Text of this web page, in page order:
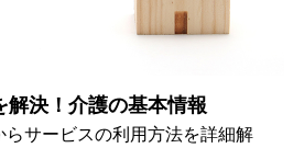
解決！介護の基本情報
サービスの利用方法を詳細解